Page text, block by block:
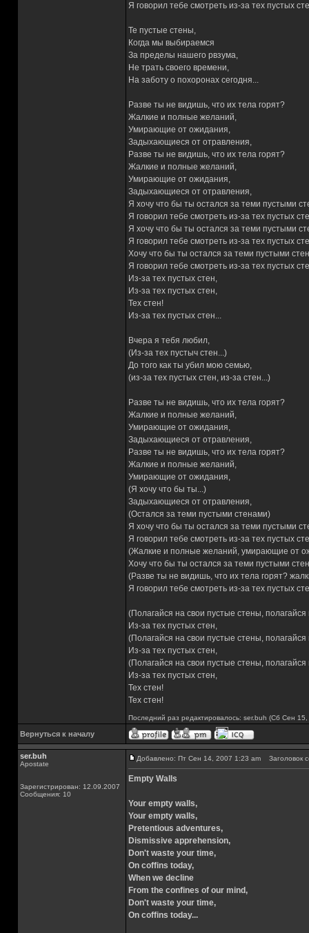
Я говорил тебе смотреть из-за тех пустых
Те пустые стены,
Когда мы выбираемся
За пределы нашего рвзума,
Не трать своего времени,
На заботу о похоронах сегодня...
Разве ты не видишь, что их тела горят?
Жалкие и полные желаний,
Умирающие от ожидания,
Задыхающиеся от отравления,
Разве ты не видишь, что их тела горят?
Жалкие и полные желаний,
Умирающие от ожидания,
Задыхающиеся от отравления,
Я хочу что бы ты остался за теми пустыми
Я говорил тебе смотреть из-за тех пустых
Я хочу что бы ты остался за теми пустыми
Я говорил тебе смотреть из-за тех пустых
Хочу что бы ты остался за теми пустыми
Я говорил тебе смотреть из-за тех пустых
Из-за тех пустых стен,
Из-за тех пустых стен,
Тех стен!
Из-за тех пустых стен...
Вчера я тебя любил,
(Из-за тех пустыч стен...)
До того как ты убил мою семью,
(из-за тех пустых стен, из-за стен...)
Разве ты не видишь, что их тела горят?
Жалкие и полные желаний,
Умирающие от ожидания,
Задыхающиеся от отравления,
Разве ты не видишь, что их тела горят?
Жалкие и полные желаний,
Умирающие от ожидания,
(Я хочу что бы ты...)
Задыхающиеся от отравления,
(Остался за теми пустыми стенами)
Я хочу что бы ты остался за теми пустыми
Я говорил тебе смотреть из-за тех пустых
(Жалкие и полные желаний, умирающие от
Хочу что бы ты остался за теми пустыми
(Разве ты не видишь, что их тела горят?
Я говорил тебе смотреть из-за тех пустых
(Полагайся на свои пустые стены,
Из-за тех пустых стен,
(Полагайся на свои пустые стены,
Из-за тех пустых стен,
(Полагайся на свои пустые стены,
Из-за тех пустых стен,
Тех стен!
Тех стен!
Последний раз редактировалось: ser.buh (Сб Сен
Вернуться к началу
ser.buh
Apostate
Зарегистрирован: 12.09.2007
Сообщения: 10
Добавлено: Пт Сен 14, 2007 1:23 am Заголовок
Empty Walls
Your empty walls,
Your empty walls,
Pretentious adventures,
Dismissive apprehension,
Don't waste your time,
On coffins today,
When we decline
From the confines of our mind,
Don't waste your time,
On coffins today...